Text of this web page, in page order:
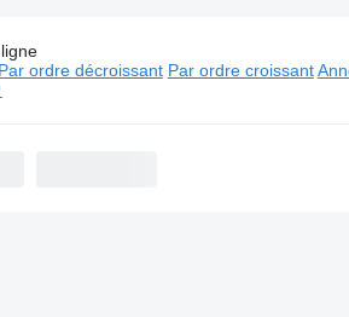
Fourgons utilitaires Renault
Par ordre décroissant Par ordre croissant